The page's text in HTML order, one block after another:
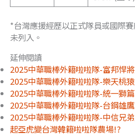
*台灣應援經歷以正式隊員或國際
未列入。
延伸閱讀
2025中華職棒外籍啦啦隊-富邦悍
2025中華職棒外籍啦啦隊-樂天桃
2025中華職棒外籍啦啦隊-統一獅篇
2025中華職棒外籍啦啦隊-台鋼雄
2025中華職棒外籍啦啦隊-中信兄
起亞虎變台灣韓籍啦啦隊農場!?